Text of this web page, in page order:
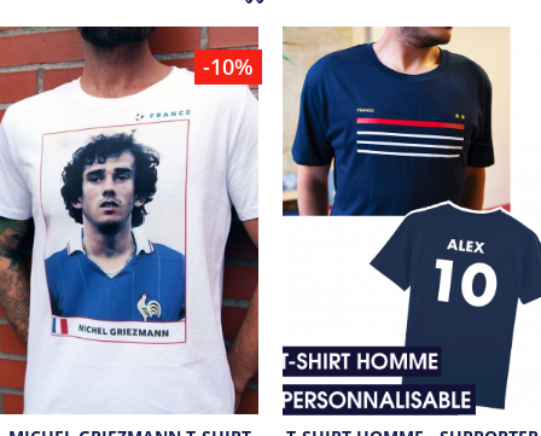
-10%